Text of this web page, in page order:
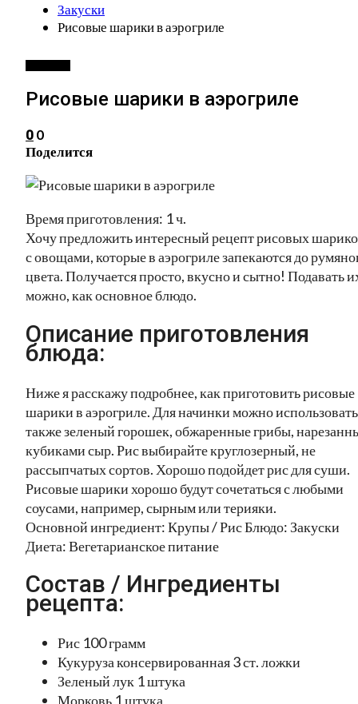
Закуски
Рисовые шарики в аэрогриле
Рисовые шарики в аэрогриле
0 0
Поделится
Время приготовления: 1 ч.
Хочу предложить интересный рецепт рисовых
с овощами, которые в аэрогриле запекаются до
цвета. Получается просто, вкусно и сытно! Подавать
можно, как основное блюдо.
Описание приготовления
блюда:
Ниже я расскажу подробнее, как приготовить рисовые
шарики в аэрогриле. Для начинки можно использовать
также зеленый горошек, обжаренные грибы,
кубиками сыр. Рис выбирайте круглозерный, не
рассыпчатых сортов. Хорошо подойдет рис для суши.
Рисовые шарики хорошо будут сочетаться с любыми
соусами, например, сырным или терияки.
Основной ингредиент: Крупы / Рис Блюдо: Закуски
Диета: Вегетарианское питание
Состав / Ингредиенты
рецепта:
Рис 100 грамм
Кукуруза консервированная 3 ст. ложки
Зеленый лук 1 штука
Морковь 1 штука